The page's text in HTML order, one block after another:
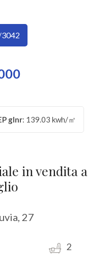
glnr: 139.03 kwh/㎡
in vendita a
27
2